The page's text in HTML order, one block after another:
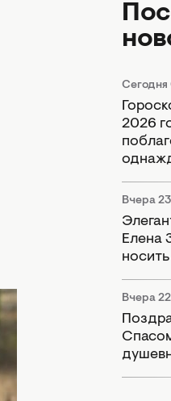
2026
Вчера
Елена
Вчера